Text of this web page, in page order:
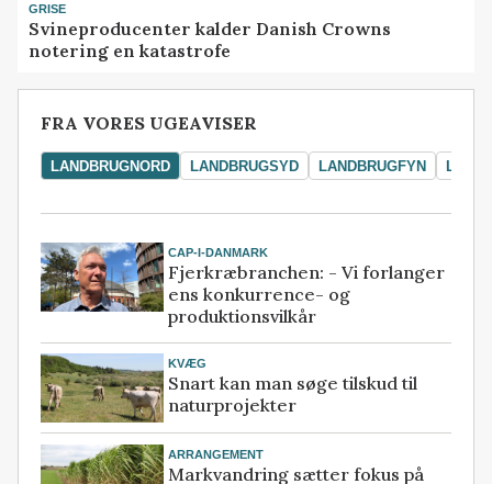
GRISE
Svineproducenter kalder Danish Crowns
notering en katastrofe
FRA VORES UGEAVISER
LANDBRUGNORD LANDBRUGSYD LANDBRUGFYN
CAP-I-DANMARK
Fjerkræbranchen: - Vi forlanger
ens konkurrence- og
produktionsvilkår
KVÆG
Snart kan man søge tilskud til
naturprojekter
ARRANGEMENT
Markvandring sætter fokus på